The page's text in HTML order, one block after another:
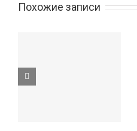
Похожие записи